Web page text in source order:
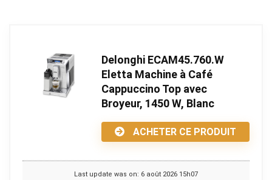
Delonghi ECAM45.760.W
Eletta Machine à Café
Cappuccino Top avec
Broyeur, 1450 W, Blanc
ACHETER CE PRODUIT
Last update was on: 6 août 2026 15h07